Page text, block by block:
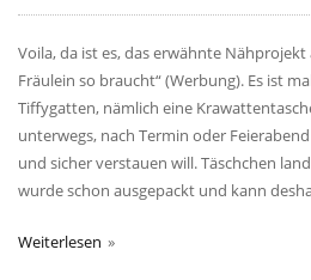
Voila, da ist es, das erwähnte Nähprojekt
Fräulein so braucht“ (Werbung). Es ist
Tiffygatten, nämlich eine
unterwegs, nach Termin oder
und sicher verstauen will. Täschchen
wurde schon ausgepackt und kann
Weiterlesen